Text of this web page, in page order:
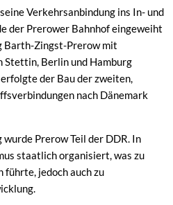
Verkehrsanbindung ins In- und
der Prerower Bahnhof eingeweiht
Barth-Zingst-Prerow mit
Stettin, Berlin und Hamburg
der Bau der zweiten,
nach Dänemark
Prerow Teil der DDR. In
staatlich organisiert, was zu
führte, jedoch auch zu